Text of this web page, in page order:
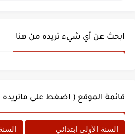
ابحث عن أي شيء تريده من هنا
قائمة الموقع ( اضغط على
السنة الأولى ابتدائي